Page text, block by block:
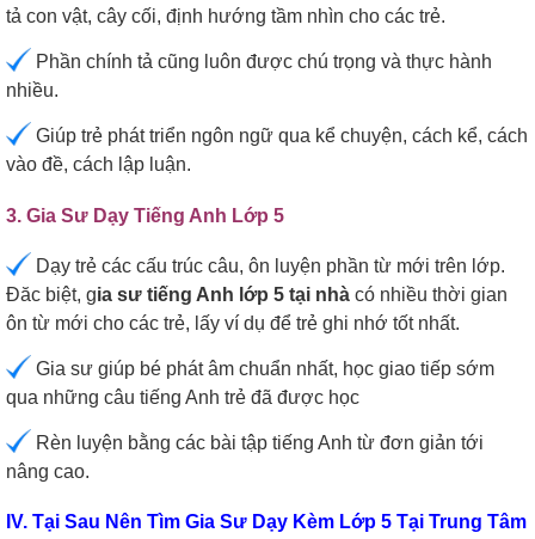
tả con vật, cây cối, định hướng tầm nhìn cho các trẻ.
Phần chính tả cũng luôn được chú trọng và thực hành
nhiều.
Giúp trẻ phát triển ngôn ngữ qua kể chuyện, cách kể, cách
vào đề, cách lập luận.
3. Gia Sư Dạy Tiếng Anh Lớp 5
Dạy trẻ các cấu trúc câu, ôn luyện phần từ mới trên lớp.
Đăc biệt, gia sư tiếng Anh lớp 5 tại nhà có nhiều thời gian
ôn từ mới cho các trẻ, lấy ví dụ để trẻ ghi nhớ tốt nhất.
Gia sư giúp bé phát âm chuẩn nhất, học giao tiếp sớm
qua những câu tiếng Anh trẻ đã được học
Rèn luyện bằng các bài tập tiếng Anh từ đơn giản tới
nâng cao.
IV. Tại Sau Nên Tìm Gia Sư Dạy Kèm Lớp 5 Tại Trung Tâm